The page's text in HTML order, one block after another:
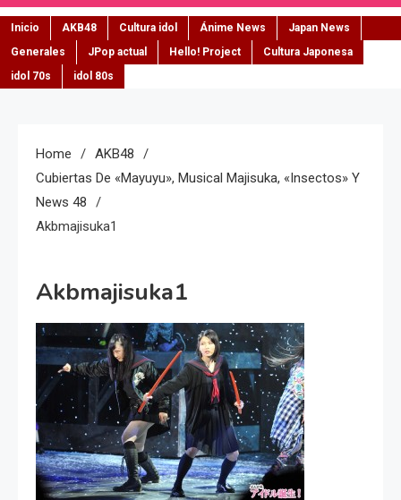
Inicio AKB48 Cultura idol Ánime News
Japan News
Generales
JPop actual Hello! Project
Cultura Japonesa
idol 70s
idol 80s
Home
AKB48
Cubiertas De «Mayuyu», Musical Majisuka, «Insectos» Y
News 48
Akbmajisuka1
Akbmajisuka1